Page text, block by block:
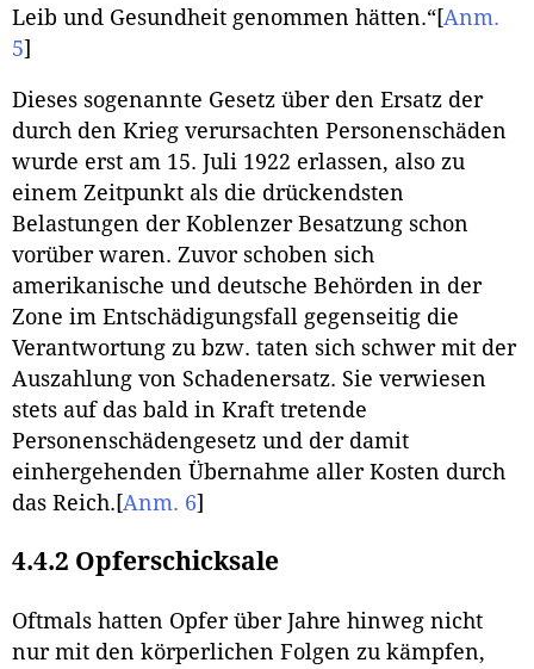
Leib und Gesundheit genommen hätten.“[Anm.
5]
Dieses sogenannte Gesetz über den Ersatz der
durch den Krieg verursachten Personenschäden
wurde erst am 15. Juli 1922 erlassen, also zu
einem Zeitpunkt als die drückendsten
Belastungen der Koblenzer Besatzung schon
vorüber waren. Zuvor schoben sich
amerikanische und deutsche Behörden in der
Zone im Entschädigungsfall gegenseitig die
Verantwortung zu bzw. taten sich schwer mit der
Auszahlung von Schadenersatz. Sie verwiesen
stets auf das bald in Kraft tretende
Personenschädengesetz und der damit
einhergehenden Übernahme aller Kosten durch
das Reich. [Anm. 6]
4.4.2 Opferschicksale
Oftmals hatten Opfer über Jahre hinweg nicht
nur mit den körperlichen Folgen zu kämpfen,